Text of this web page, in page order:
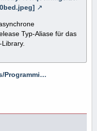
Typ-Aliase für das
Programmi…